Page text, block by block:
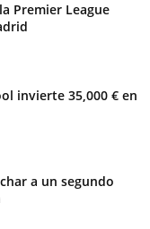
Premier League
invierte 35,000 € en
a un segundo